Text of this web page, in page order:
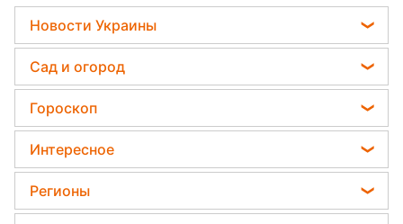
Стрельба в Мукачево: Аваков
пошел на крайние меры и отдал
важный приказ
7 февраля 2020, 21:24